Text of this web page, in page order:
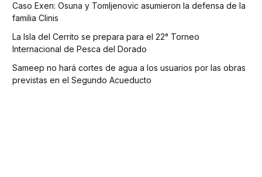
Caso Exen: Osuna y Tomljenovic asumieron la defensa de la
familia Clinis
La Isla del Cerrito se prepara para el 22° Torneo
Internacional de Pesca del Dorado
Sameep no hará cortes de agua a los usuarios por las obras
previstas en el Segundo Acueducto